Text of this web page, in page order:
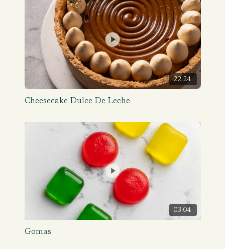
22:24
Cheesecake Dulce De Leche
03:04
Gomas